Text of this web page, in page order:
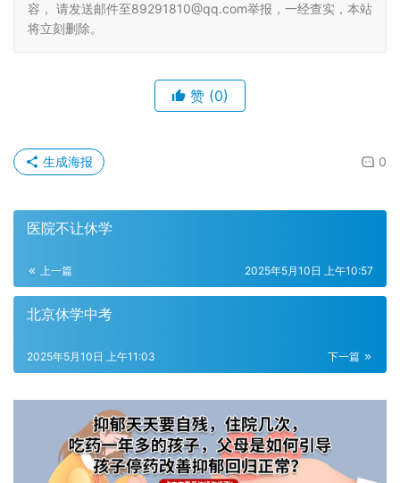
容， 请发送邮件至89291810@qq.com举报，一经查实，本站
将立刻删除。
赞 (0)
0
生成海报
医院不让休学
上一篇 2025年5月10日 上午10:57
北京休学中考
下一篇
2025年5月10日 上午11:03